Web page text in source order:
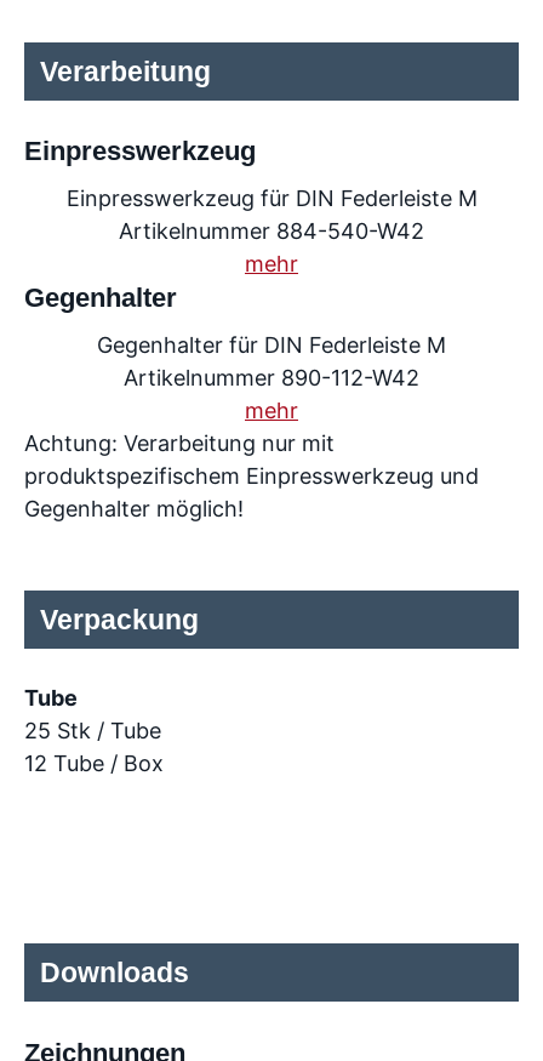
Verarbeitung
Einpresswerkzeug
Einpresswerkzeug für DIN Federleiste M
Artikelnummer 884-540-W42
mehr
Gegenhalter
Gegenhalter für DIN Federleiste M
Artikelnummer 890-112-W42
mehr
Achtung: Verarbeitung nur mit
produktspezifischem Einpresswerkzeug und
Gegenhalter möglich!
Verpackung
Tube
25 Stk / Tube
12 Tube / Box
Downloads
Zeichnungen